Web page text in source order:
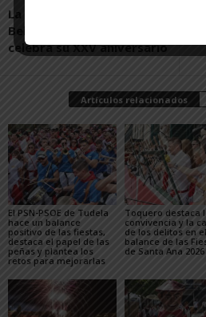
La Asociación de
Belenistas Santa Ana
celebra su XXV aniversario
Artículos relacionados
El PSN-PSOE de Tudela
hace un balance
positivo de las fiestas,
destaca el papel de las
peñas y plantea los
retos para mejorarlas
Toquero destaca
convivencia y la
de los delitos en el
balance de las
de Santa Ana 2026